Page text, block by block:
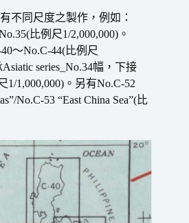
不同尺度之製作，例如：
比例尺1/2,000,000)。
〜No.C-44(比例尺
series_No.34幅，下接
1/1,000,000)。另有No.C-52
No.C-53 “East China Sea”(比